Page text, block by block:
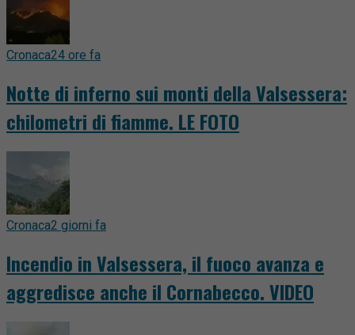
Cronaca24 ore fa
Notte di inferno sui monti della Valsessera:
chilometri di fiamme. LE FOTO
Cronaca2 giorni fa
Incendio in Valsessera, il fuoco avanza e
aggredisce anche il Cornabecco. VIDEO